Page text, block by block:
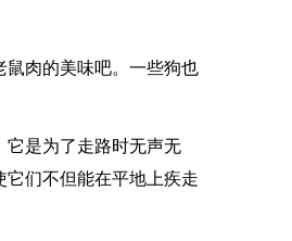
肉的美味吧。一些狗也
它是为了走路时无声无
们不但能在平地上疾走